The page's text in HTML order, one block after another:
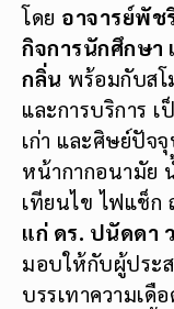
โดย อาจารย์พัช
กิจการนักศึกษา
กลิ่น พร้อมกับสโ
และการบริการ
เก่า และศิษย์ปัจ
หน้ากากอนามัย
เทียนไข ไฟแช็
แก่ ดร. ปนัดดา
มอบให้กับผู้ประ
บรรเทาความเดื